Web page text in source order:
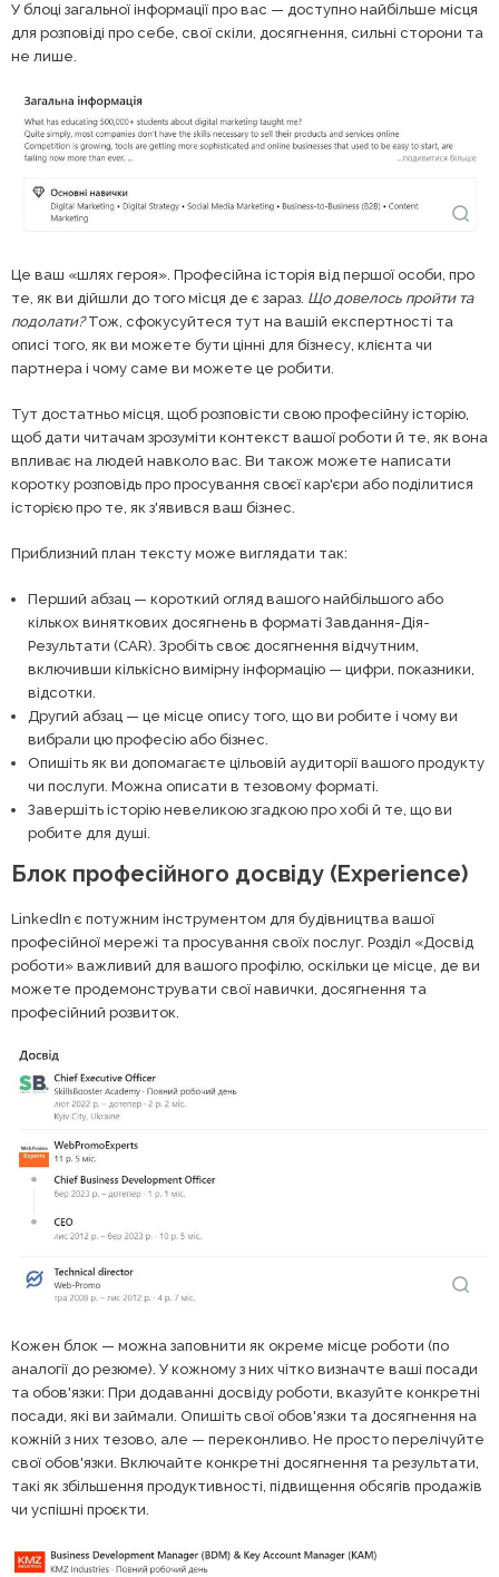
У блоці загальної інформації про вас — доступно найбільше місця
для розповіді про себе, свої скіли, досягнення, сильні сторони та
не лише.
Це ваш «шлях героя». Професійна історія від першої особи, про
те, як ви дійшли до того місця де є зараз. Що довелось пройти та
подолати?Тож, сфокусуйтеся тут на вашій експертності та
описі того, як ви можете бути цінні для бізнесу, клієнта чи
партнера і чому саме ви можете це робити.
Тут достатньо місця, щоб розповісти свою професійну історію,
щоб дати читачам зрозуміти контекст вашої роботи й те, як вона
впливає на людей навколо вас. Ви також можете написати
коротку розповідь про просування своєї кар'єри або поділитися
історією про те, як з'явився ваш бізнес.
Приблизний план тексту може виглядати так:
Перший абзац — короткий огляд вашого найбільшого або
кількох виняткових досягнень в форматі Завдання-Дія-
Результати (CAR). Зробіть своє досягнення відчутним,
включивши кількісно вимірну інформацію — цифри, показники,
відсотки.
Другий абзац — це місце опису того, що ви робите і чому ви
вибрали цю професію або бізнес.
Опишіть як ви допомагаєте цільовій аудиторії вашого продукту
чи послуги. Можна описати в тезовому форматі.
Завершіть історію невеликою згадкою про хобі й те, що ви
робите для душі.
Блок професійного досвіду (Experience)
LinkedIn є потужним інструментом для будівництва вашої
професійної мережі та просування своїх послуг. Розділ «Досвід
роботи» важливий для вашого профілю, оскільки це місце, де ви
можете продемонструвати свої навички, досягнення та
професійний розвиток.
Кожен блок — можна заповнити як окреме місце роботи (по
аналогії до резюме). У кожному з них чітко визначте ваші посади
та обов'язки: При додаванні досвіду роботи, вказуйте конкретні
посади, які ви займали. Опишіть свої обов'язки та досягнення на
кожній з них тезово, але — переконливо. Не просто перелічуйте
свої обов'язки. Включайте конкретні досягнення та результати,
такі як збільшення продуктивності, підвищення обсягів продажів
чи успішні проєкти.